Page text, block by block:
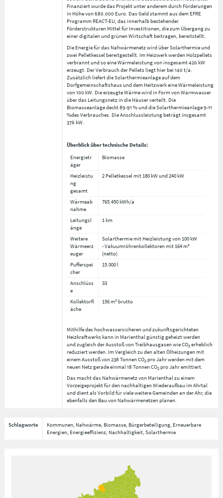
Finanziert wurde das Projekt unter anderem durch Förderungen
in Höhe von 680.000 Euro. Das Geld stammt aus dem EFRE
Programm REACT-EU, das innerhalb bestehender
Förderstrukturen Mittel für Investitionen, die zum Übergang zu
einer digitalen und grünen Wirtschaft beitragen, bereitstellt.
Die Energie für das Nahwärmenetz wird über Solarthermie und
zwei Pelletkessel bereitgestellt. Im Heizwerk werden Holzpellets
verbrannt und so eine Wärmeleistung von insgesamt 420 kW
erzeugt. Der Verbrauch der Pellets liegt hier bei 140 t/a.
Zusätzlich liefert die Solarthermieanlage auf dem
Dorfgemeinschaftshaus und dem Heitzwerk eine Wärmeleistung
von 100 kW. Die erzeugte Wärme wird in Form von Warmwasser
über das Leitungsnetz in die Häuser verteilt. Die
Biomasseanlage deckt 89-91 % und die Solarthermieanlage 9-11
%des Verbrauches. Die Anschlussleistung beträgt insgesamt
376 kW.
Überblick über technische Details:
Energietr
äger
Biomasse
Heizleistu
ng
gesamt
2 Pelletkessel mit 180 kW und 240 kW
Wärmeab
nahme
765.450 kWh/a
Leitungsl
änge
1 km
Weitere
Wärmeerz
euger
Solarthermie mit Heizleistung von 100 kW
- Vakuumröhrenkollektoren mit 164 m²
(netto)
Pufferspei
cher
15.000 l
Anschlüss
e
33
Kollektorfl
äche
156 m² brutto
Mithilfe des hochwassersicheren und zukunftsgerichteten
Heizkraftwerks kann in Marienthal günstig geheizt werden
und zugleich der Ausstoß von Treibhausgasen wie CO2 erheblich
reduziert werden. Im Vergleich zu den alten Ölheizungen mit
einem Ausstoß von 238 Tonnen CO2pro Jahr werden mit dem
neuen Netz gerade einmal 18 Tonnen CO2 pro Jahr emittiert.
Das macht das Nahwärmenetz von Marienthal zu einem
Vorzeigeprojekt für den nachhaltigen Wiederaufbau im Ahrtal
und dient als Vorbild für viele weitere Gemeinden an der Ahr, die
ebenfalls den Bau von Nahwärmenetzen planen.
Schlagworte
Kommunen, Nahwärme, Biomasse, Bürgerbeteiligung, Erneuerbare
Energien, Energieeffizienz, Nachhaltigkeit, Solarthermie